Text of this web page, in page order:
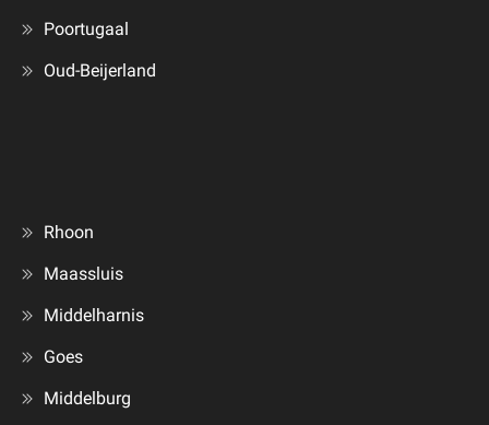
Poortugaal
Oud-Beijerland
Rhoon
Maassluis
Middelharnis
Goes
Middelburg